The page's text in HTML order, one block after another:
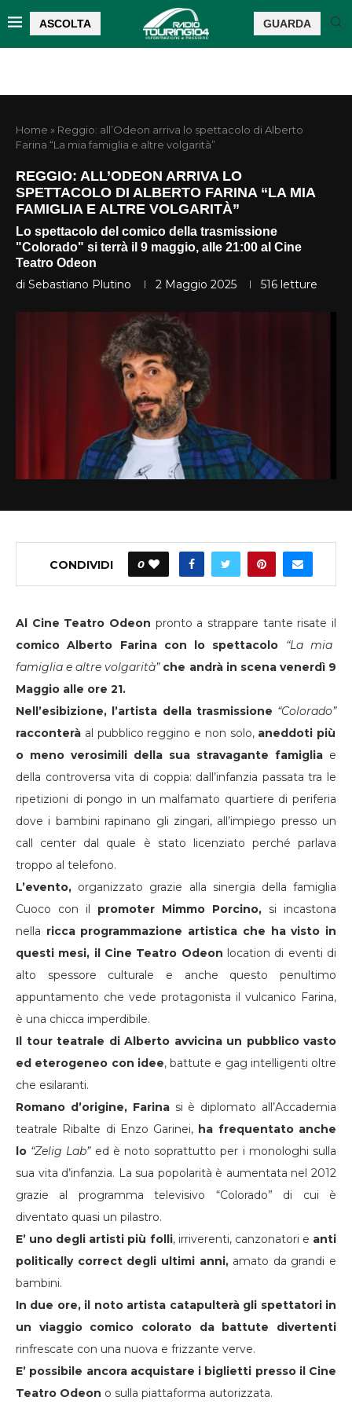
ASCOLTA GUARDA
Home » Reggio: all’Odeon arriva lo spettacolo di Alberto
Farina “La mia famiglia e altre volgarità”
REGGIO: ALL’ODEON ARRIVA LO
SPETTACOLO DI ALBERTO FARINA “LA MIA
FAMIGLIA E ALTRE VOLGARITÀ”
Lo spettacolo del comico della trasmissione
"Colorado" si terrà il 9 maggio, alle 21:00 al Cine
Teatro Odeon
di Sebastiano Plutino 2 Maggio 2025 516 letture
CONDIVIDI 0
Al Cine Teatro Odeon pronto a strappare tante risate il
comico Alberto Farina con lo spettacolo “La mia
famiglia e altre volgarità”che andrà in scena venerdì 9
Maggio alle ore 21.
Nell’esibizione, l’artista della trasmissione “Colorado”
racconterà al pubblico reggino e non solo,aneddoti più
o meno verosimili della sua stravagante famiglia e
della controversa vita di coppia: dall’infanzia passata tra le
ripetizioni di pongo in un malfamato quartiere di periferia
dove i bambini rapinano gli zingari, all’impiego presso un
call center dal quale è stato licenziato perché parlava
troppo al telefono.
L’evento, organizzato grazie alla sinergia della famiglia
Cuoco con il
promoter Mimmo Porcino, si incastona
nella ricca programmazione artistica che ha visto in
questi mesi, il Cine Teatro Odeon location di eventi di
alto spessore culturale e anche questo penultimo
appuntamento che vede protagonista il vulcanico Farina,
è una chicca imperdibile.
Il tour teatrale di Alberto avvicina un pubblico vasto
ed eterogeneo con idee, battute e gag intelligenti oltre
che esilaranti.
Romano d’origine, Farinasi è diplomato all’Accademia
teatrale Ribalte di Enzo Garinei, ha frequentato anche
lo “Zelig Lab”ed è noto soprattutto per i monologhi sulla
sua vita d’infanzia. La sua popolarità è aumentata nel 2012
grazie al programma televisivo “Colorado” di cui è
diventato quasi un pilastro.
E’ uno degli artisti più folli, irriverenti, canzonatori e anti
politically correct degli ultimi anni,amato da grandi e
bambini.
In due ore, il noto artista catapulterà gli spettatori in
un viaggio comico colorato da battute divertenti
rinfrescate con una nuova e frizzante verve.
E’ possibile ancora acquistare i biglietti presso il Cine
Teatro Odeon o sulla piattaforma autorizzata.